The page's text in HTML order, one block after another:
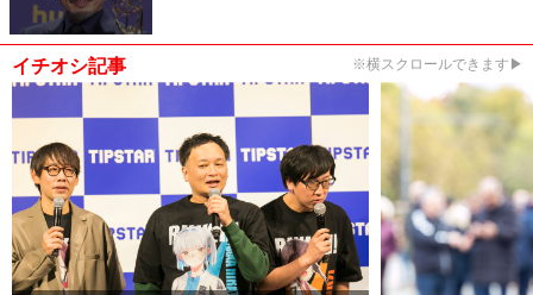
イチオシ記事 ※横スクロールできます▶